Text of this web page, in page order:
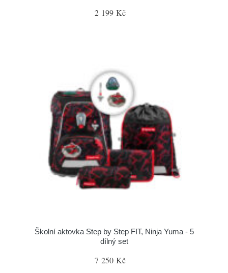
2 199 Kč
Školní aktovka Step by Step FIT, Ninja Yuma - 5
dílný set
7 250 Kč